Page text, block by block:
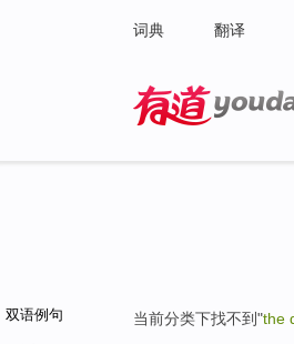
词典 翻译
双语例句 当前分类下找不到"the